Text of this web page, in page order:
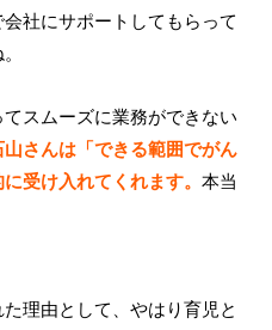
社にサポートしてもらって
スムーズに業務ができない
山さんは「できる範囲でがん
受け入れてくれます。本当
理由として、やはり育児と